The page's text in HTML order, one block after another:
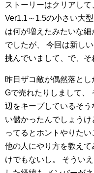
ストーリーはクリアして
Ver1.1～1.5の小さい大
は何が増えたみたいな
でしたが、
今回は新し
挑んでいまして、で、そ
昨日ザコ敵が偶然落と
Gで売れたりしまして、
辺をキープしているそう
い儲かったんでしょうけ
ってるとホントやりたい
他の人にやり方を教え
けでもないし。
そうい